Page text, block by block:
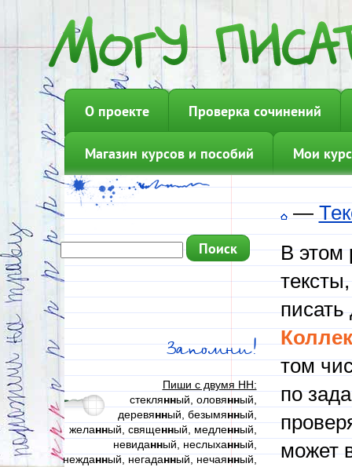
О проекте Проверка сочинений
Магазин курсов и пособий Мои
Запомни!
Пиши с двумя НН:
стеклянный, оловянный,
деревянный, безымянный,
желанный, священный, медленный,
невиданный, неслыханный,
нежданный, негаданный, нечаянный,
—
В этом
писать
том
по
может